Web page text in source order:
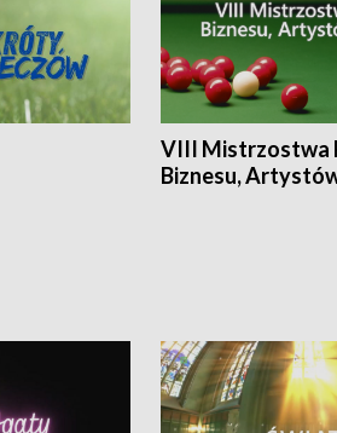
VIII Mistrzostwa
Biznesu,